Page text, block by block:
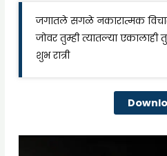
जगातले सगळे नकारात्मक
जोवर तुम्ही त्यातल्या एकालाही
शुभ रात्री